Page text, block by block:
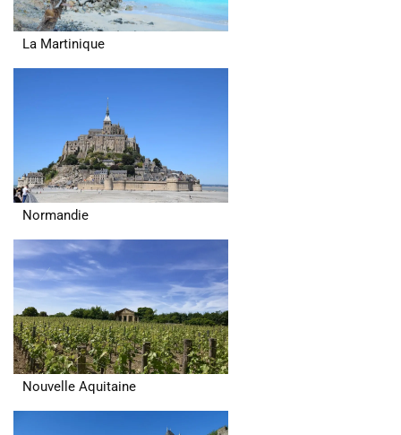
La Martinique
Normandie
Nouvelle Aquitaine